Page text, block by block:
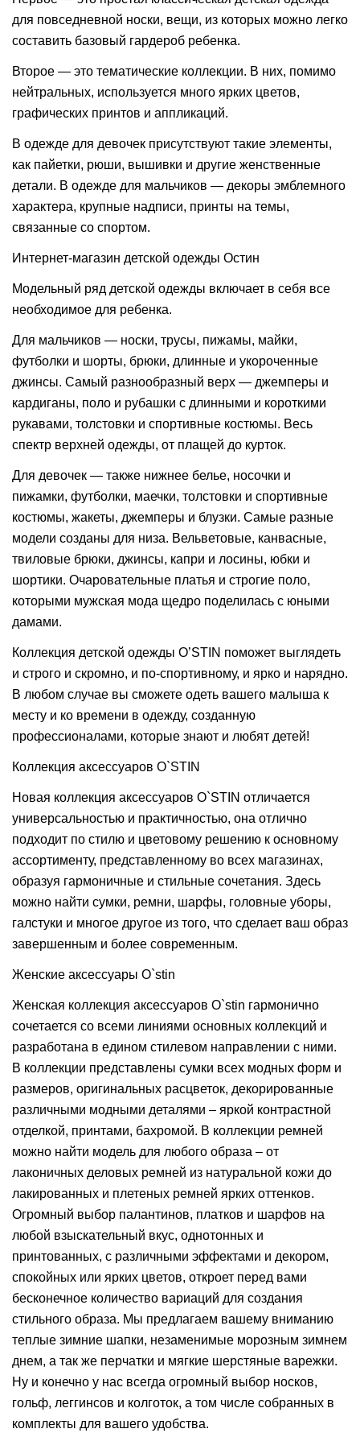
для повседневной носки, вещи, из которых можно легко
составить базовый гардероб ребенка.
Второе — это тематические коллекции. В них, помимо
нейтральных, используется много ярких цветов,
графических принтов и аппликаций.
В одежде для девочек присутствуют такие элементы,
как пайетки, рюши, вышивки и другие женственные
детали. В одежде для мальчиков — декоры эмблемного
характера, крупные надписи, принты на темы,
связанные со спортом.
Интернет-магазин детской одежды Остин
Модельный ряд детской одежды включает в себя все
необходимое для ребенка.
Для мальчиков — носки, трусы, пижамы, майки,
футболки и шорты, брюки, длинные и укороченные
джинсы. Самый разнообразный верх — джемперы и
кардиганы, поло и рубашки с длинными и короткими
рукавами, толстовки и спортивные костюмы. Весь
спектр верхней одежды, от плащей до курток.
Для девочек — также нижнее белье, носочки и
пижамки, футболки, маечки, толстовки и спортивные
костюмы, жакеты, джемперы и блузки. Самые разные
модели созданы для низа. Вельветовые, канвасные,
твиловые брюки, джинсы, капри и лосины, юбки и
шортики. Очаровательные платья и строгие поло,
которыми мужская мода щедро поделилась с юными
дамами.
Коллекция детской одежды O’STIN поможет выглядеть
и строго и скромно, и по-спортивному, и ярко и нарядно.
В любом случае вы сможете одеть вашего малыша к
месту и ко времени в одежду, созданную
профессионалами, которые знают и любят детей!
Коллекция аксессуаров O`STIN
Новая коллекция аксессуаров O`STIN отличается
универсальностью и практичностью, она отлично
подходит по стилю и цветовому решению к основному
ассортименту, представленному во всех магазинах,
образуя гармоничные и стильные сочетания. Здесь
можно найти сумки, ремни, шарфы, головные уборы,
галстуки и многое другое из того, что сделает ваш образ
завершенным и более современным.
Женские аксессуары O`stin
Женская коллекция аксессуаров O`stin гармонично
сочетается со всеми линиями основных коллекций и
разработана в едином стилевом направлении с ними.
В коллекции представлены сумки всех модных форм и
размеров, оригинальных расцветок, декорированные
различными модными деталями – яркой контрастной
отделкой, принтами, бахромой. В коллекции ремней
можно найти модель для любого образа – от
лаконичных деловых ремней из натуральной кожи до
лакированных и плетеных ремней ярких оттенков.
Огромный выбор палантинов, платков и шарфов на
любой взыскательный вкус, однотонных и
принтованных, с различными эффектами и декором,
спокойных или ярких цветов, откроет перед вами
бесконечное количество вариаций для создания
стильного образа. Мы предлагаем вашему вниманию
теплые зимние шапки, незаменимые морозным зимнем
днем, а так же перчатки и мягкие шерстяные варежки.
Ну и конечно у нас всегда огромный выбор носков,
гольф, леггинсов и колготок, а том числе собранных в
комплекты для вашего удобства.